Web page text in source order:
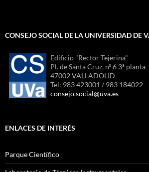
CONSEJO SOCIAL DE LA UNIVERSIDAD DE
Edificio "Rector Tejerina"
Pl. de Santa Cruz, nº 6 3ª planta
47002 VALLADOLID
Tel: 983 423001 / 983 184022
consejo.social@uva.es
ENLACES DE INTERÉS
Parque Científico